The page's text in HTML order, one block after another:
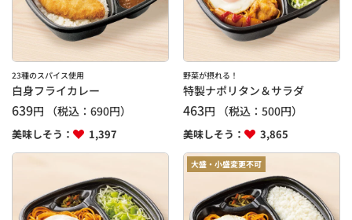
23種のスパイス使用
白身フライカレー
639円 （税込： 690円）
美味しそう： 1,397
野菜が摂れる！
特製ナポリタン＆サラダ
463円 （税込：500円）
美味しそう： 3,865
大盛・小盛変更不可